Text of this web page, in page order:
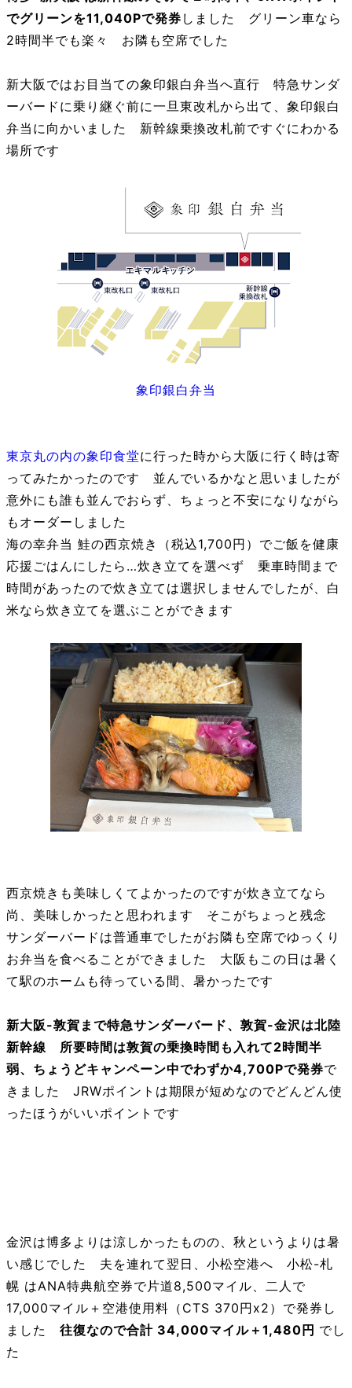
でグリーンを11,040Pで発券 しました グリーン車なら
2時間半でも楽々 お隣も空席でした
新大阪ではお目当ての象印銀白弁当へ直行 特急サンダ
ーバードに乗り継ぐ前に一旦東改札から出て、象印銀白
弁当に向かいました 新幹線乗換改札前ですぐにわかる
場所です
象印銀白弁当
東京丸の内の象印食堂に行った時から大阪に行く時は寄
ってみたかったのです 並んでいるかなと思いましたが
意外にも誰も並んでおらず、ちょっと不安になりながら
もオーダーしました
海の幸弁当 鮭の西京焼き（税込1,700円）でご飯を健康
応援ごはんにしたら…炊き立てを選べず 乗車時間まで
時間があったので炊き立ては選択しませんでしたが、白
米なら炊き立てを選ぶことができます
西京焼きも美味しくてよかったのですが炊き立てなら
尚、美味しかったと思われます そこがちょっと残念
サンダーバードは普通車でしたがお隣も空席でゆっくり
お弁当を食べることができました 大阪もこの日は暑く
て駅のホームも待っている間、暑かったです
新大阪-敦賀まで特急サンダーバード、敦賀-金沢は北陸
新幹線 所要時間は敦賀の乗換時間も入れて2時間半
弱、ちょうどキャンペーン中でわずか4,700Pで発券で
きました JRWポイントは期限が短めなのでどんどん使
ったほうがいいポイントです
金沢は博多よりは涼しかったものの、秋というよりは暑
い感じでした 夫を連れて翌日、小松空港へ 小松-札
幌 はANA特典航空券で片道8,500マイル、二人で
17,000マイル＋空港使用料（CTS 370円x2）で発券し
ました 往復なので合計 34,000マイル＋1,480円 でし
た